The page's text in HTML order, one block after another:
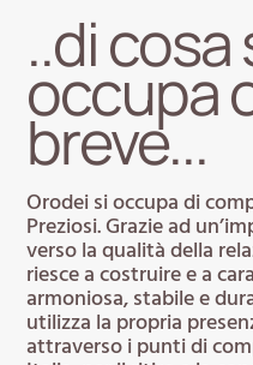
..di cosa
occupa
breve...
Orodei si occupa di
Preziosi. Grazie ad
verso la qualità della
riesce a costruire e a
armoniosa, stabile e
utilizza la propria
attraverso i punti di